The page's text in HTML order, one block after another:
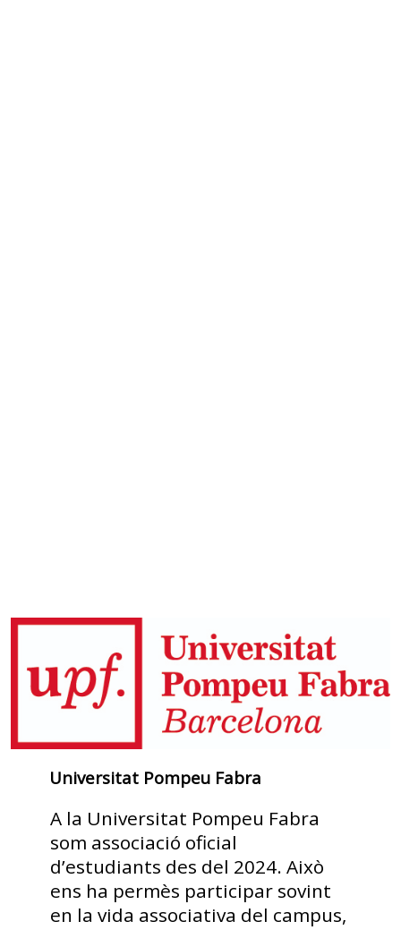
Universitat Pompeu Fabra
A la Universitat Pompeu Fabra
som associació oficial
d’estudiants des del 2024. Això
ens ha permès participar sovint
en la vida associativa del campus,